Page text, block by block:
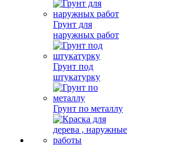
Грунт для
наружных работ
Грунт под
штукатурку
Грунт по металлу